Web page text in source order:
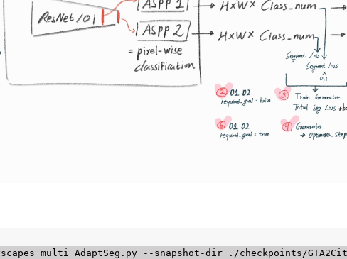
--snapshot-dir ./checkpoints/